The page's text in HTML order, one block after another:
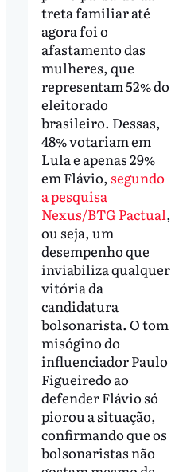
treta familiar até
agora foi o
afastamento das
mulheres, que
representam 52% do
eleitorado
brasileiro. Dessas,
48% votariam em
Lula e apenas 29%
em Flávio, segundo
a pesquisa
Nexus/BTG Pactual,
ou seja, um
desempenho que
inviabiliza qualquer
vitória da
candidatura
bolsonarista. O tom
misógino do
influenciador Paulo
Figueiredo ao
defender Flávio só
piorou a situação,
confirmando que os
bolsonaristas não